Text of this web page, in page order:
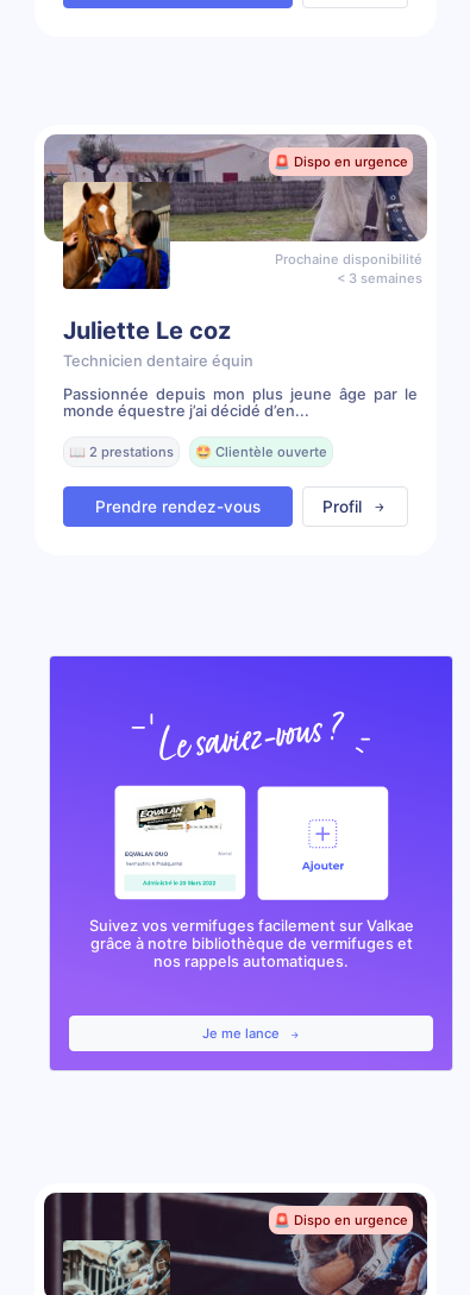
🚨 Dispo en urgence
Prochaine disponibilité
< 3 semaines
Juliette Le coz
Technicien dentaire équin
Passionnée depuis mon plus jeune âge par le
monde équestre j’ai décidé d’en...
📖 2 prestations 🤩 Clientèle ouverte
Prendre rendez-vous Profil
Suivez vos vermifuges facilement sur Valkae
grâce à notre bibliothèque de vermifuges et
nos rappels automatiques.
Je me lance
🚨 Dispo en urgence